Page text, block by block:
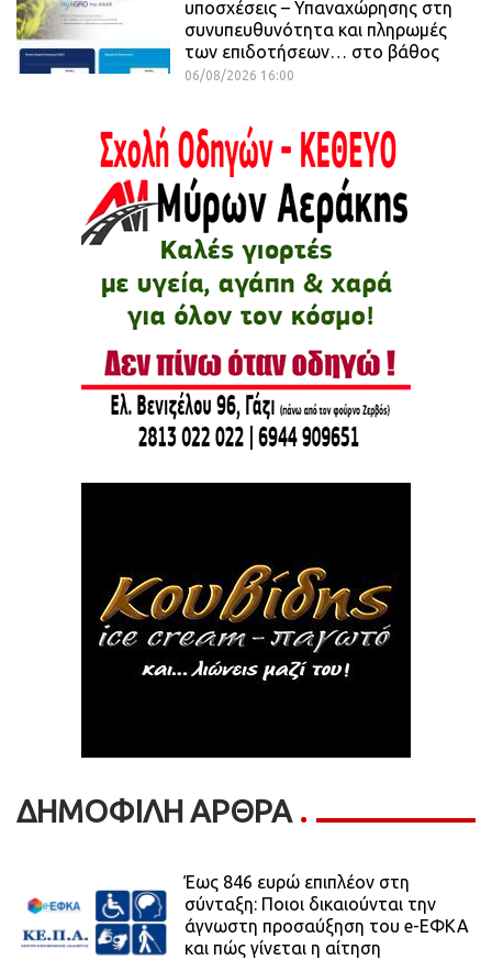
υποσχέσεις – Υπαναχώρησης στη
συνυπευθυνότητα και πληρωμές
των επιδοτήσεων… στο βάθος
06/08/2026 16:00
ΔΗΜΟΦΙΛΗ ΑΡΘΡΑ
Έως 846 ευρώ επιπλέον στη
σύνταξη: Ποιοι δικαιούνται την
άγνωστη προσαύξηση του e-ΕΦΚΑ
και πώς γίνεται η αίτηση